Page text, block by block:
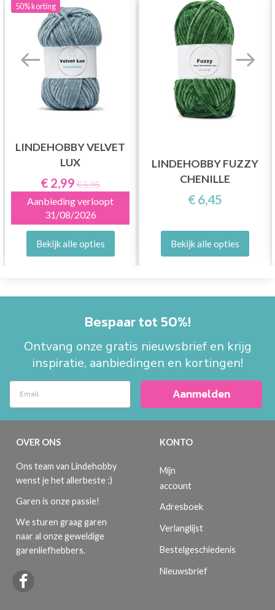
50%korting
LINDEHOBBY VELVET
LUX
€ 2,99 € 5,95
Aanbieding verloopt
31/08/2026
Bekijk alle opties
LINDEHOBBY FUZZY
CHENILLE
€ 6,45
Bekijk alle opties
Bespaar tot 50%!
Ontvang onze gratis nieuwsbrief en krijg
inspiratie, aanbiedingen en kortingen!
Aanmelden
OVER ONS
Ons team van Lindehobby
wenst je het allerbeste :)
Garen is onze passie!
We sturen graag garen
naar al onze geweldige
garenliefhebbers.
KONTO
Mijn
account
Adresboek
Verlanglijst
Bestelgeschiedenis
Nieuwsbrief